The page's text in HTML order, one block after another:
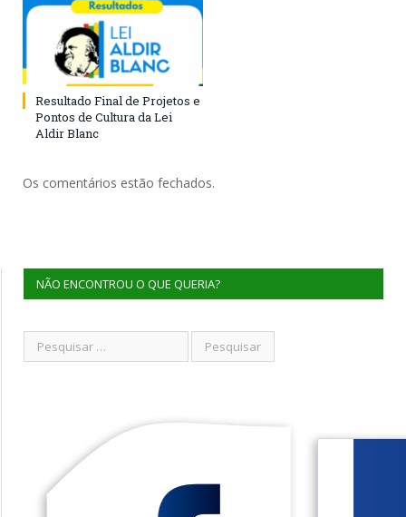
Resultado Final de Projetos e
Pontos de Cultura da Lei
Aldir Blanc
Os comentários estão fechados.
NÃO ENCONTROU O QUE QUERIA?